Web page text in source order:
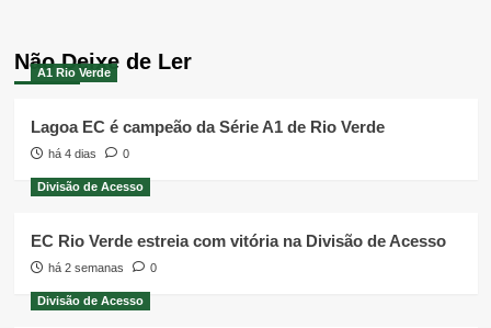
Não Deixe de Ler
A1 Rio Verde
Lagoa EC é campeão da Série A1 de Rio Verde
há 4 dias 0
Divisão de Acesso
EC Rio Verde estreia com vitória na Divisão de Acesso
há 2 semanas 0
Divisão de Acesso